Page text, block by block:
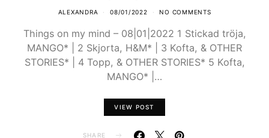
ALEXANDRA 08/01/2022 NO COMMENTS
Things on my mind – 08|01|2022 1 Stickad tröja,
MANGO* | 2 Skjorta, H&M* | 3 Kofta, & OTHER
STORIES* | 4 Topp, & OTHER STORIES* 5 Kofta,
MANGO* |…
VIEW POST
SHARE